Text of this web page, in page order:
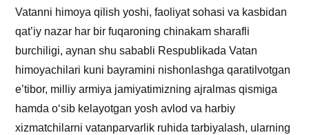
Vatanni himoya qilish yoshi, faoliyat sohasi va kasbidan
qat’iy nazar har bir fuqaroning chinakam sharafli
burchiligi, aynan shu sababli Respublikada Vatan
himoyachilari kuni bayramini nishonlashga qaratilvotgan
e’tibor, milliy armiya jamiyatimizning ajralmas qismiga
hamda o‘sib kelayotgan yosh avlod va harbiy
xizmatchilarni vatanparvarlik ruhida tarbiyalash, ularning